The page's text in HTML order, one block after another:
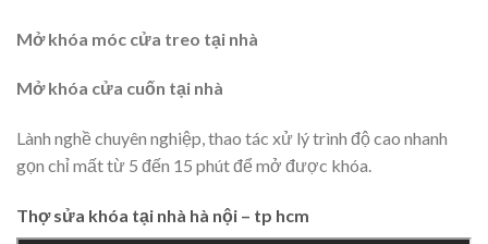
Mở khóa móc cửa treo tại nhà
Mở khóa cửa cuốn tại nhà
Lành nghề chuyên nghiệp, thao tác xử lý trình độ cao nhanh
gọn chỉ mất từ 5 đến 15 phút để mở được khóa.
Thợ sửa khóa tại nhà hà nội – tp hcm